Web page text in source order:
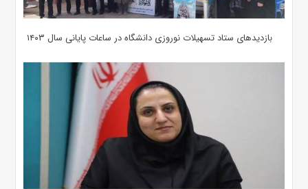
بازدیدهای ستاد تسهیلات نوروزی دانشگاه در ساعات پایانی سال ۱۴۰۳